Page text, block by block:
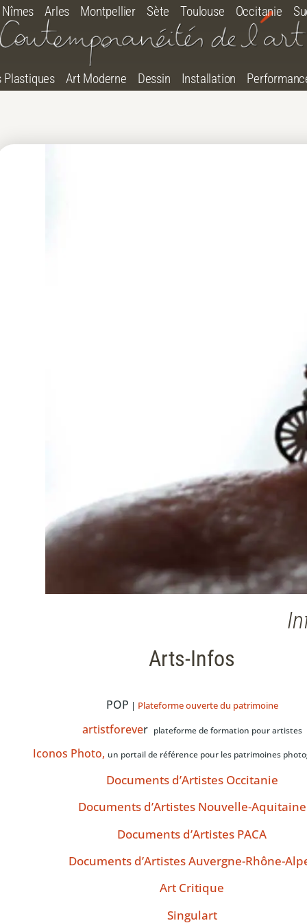
Nîmes Arles Montpellier Sète Toulouse Occitanie
Plastiques Art Moderne Dessin Installation
Arts-Infos
POP | Plateforme ouverte du patrimoine
artistforever plateforme de formation pour artistes
Iconos Photo, un portail de référence pour les patrimoines
Documents d’Artistes Occitanie
Documents d’Artistes Nouvelle-Aquitaine
Documents d’Artistes PACA
Documents d’Artistes Auvergne-Rhône-
Art Critique
Singulart